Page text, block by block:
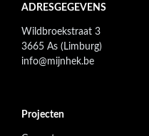
ADRESGEGEVENS
Wildbroekstraat 3
3665 As (Limburg)
info@mijnhek.be
Projecten